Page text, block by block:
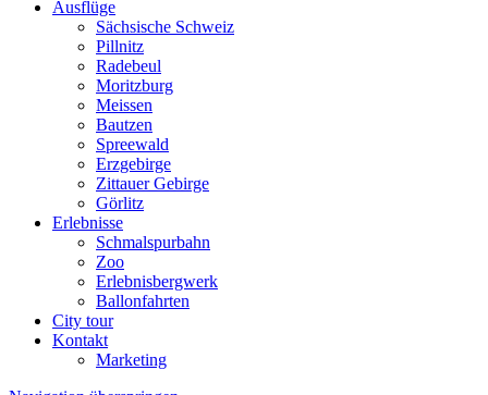
Ausflüge
Sächsische Schweiz
Pillnitz
Radebeul
Moritzburg
Meissen
Bautzen
Spreewald
Erzgebirge
Zittauer Gebirge
Görlitz
Erlebnisse
Schmalspurbahn
Zoo
Erlebnisbergwerk
Ballonfahrten
City tour
Kontakt
Marketing